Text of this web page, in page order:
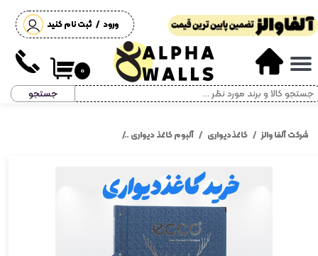
ورود / ثبت نام کنید
حساب کاربری من
تغییر گذر واژه
سفارشات
خروج از حساب کاربری
۰
جستجو
شرکت آلفا والز کاغذدیواری آلبوم کاغذ دیواری